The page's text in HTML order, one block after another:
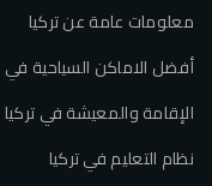
معلومات عامة عن تركيا
أفضل الاماكن السياحية في
الإقامة والمعيشة في تركيا
نظام التعليم في تركيا